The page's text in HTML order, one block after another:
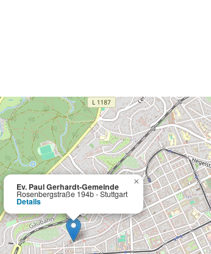
Ev. Paul Gerhardt-Gemeinde
Rosenbergstraße 194b - Stuttgart
Details
×